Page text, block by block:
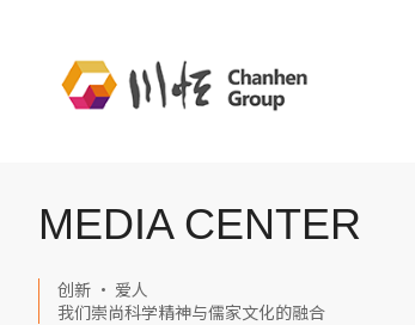
MEDIA CENTER
创新 · 爱人
我们崇尚科学精神与儒家文化的融合